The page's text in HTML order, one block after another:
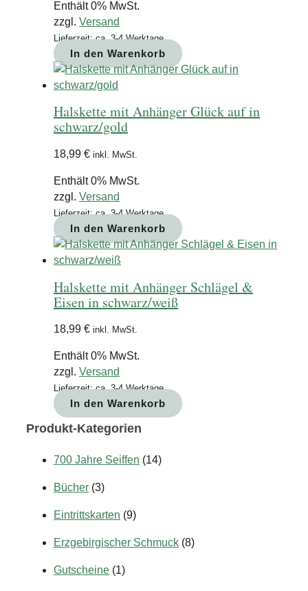
Enthält 0% MwSt.
zzgl. Versand
Lieferzeit: ca. 3-4 Werktage
In den Warenkorb
Halskette mit Anhänger Glück auf in
schwarz/gold
18,99 € inkl. MwSt.
Enthält 0% MwSt.
zzgl. Versand
Lieferzeit: ca. 3-4 Werktage
In den Warenkorb
Halskette mit Anhänger Schlägel &
Eisen in schwarz/weiß
18,99 € inkl. MwSt.
Enthält 0% MwSt.
zzgl. Versand
Lieferzeit: ca. 3-4 Werktage
In den Warenkorb
Produkt-Kategorien
700 Jahre Seiffen (14)
Bücher (3)
Eintrittskarten (9)
Erzgebirgischer Schmuck (8)
Gutscheine (1)